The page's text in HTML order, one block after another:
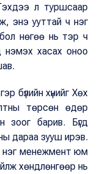
л туршсаар
энэ ууттай ч нэг
нөгөө нь тэр ч
нэмэх хасах оноо
бүлийн хүнийг Хөх
төрсөн өдөр
зоог барив. Бүгд
дараа зууш ирэв.
нэг менежмент юм
хөндлөнгөөр нь